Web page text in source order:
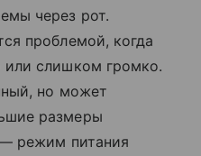
через рот.
проблемой, когда
или слишком громко.
но может
размеры
режим питания